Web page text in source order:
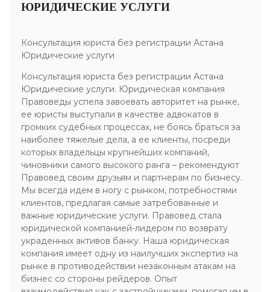
ЮРИДИЧЕСКИЕ УСЛУГИ
Консультация юриста без регистрации Астана
Юридические услуги
Консультация юриста без регистрации Астана
Юридические услуги. Юридическая компания
Правоведы успела завоевать авторитет на рынке,
ее юристы выступали в качестве адвокатов в
громких судебных процессах, не боясь браться за
наиболее тяжелые дела, а ее клиенты, посреди
которых владельцы крупнейших компаний,
чиновники самого высокого ранга – рекомендуют
Правовед своим друзьям и партнерам по бизнесу.
Мы всегда идем в ногу с рынком, потребностями
клиентов, предлагая самые затребованные и
важные юридические услуги. Правовед стала
юридической компанией-лидером по возврату
украденных активов банку. Наша юридическая
компания имеет одну из наилучших экспертиз на
рынке в противодействии незаконным атакам на
бизнес со стороны рейдеров. Опыт